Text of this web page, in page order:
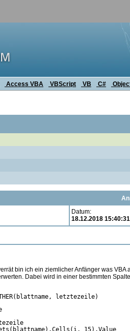
Access VBA VBScript VB C#
Datum:
18.12.2018 15:40:31
bin ich ein ziemlicher Anfänger was
Dabei wird in einer bestimmten
letztezeile)
15).Value